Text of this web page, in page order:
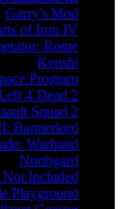
Garry's Mod
of Iron IV
Rome
Kenshi
Program
4 Dead 2
Squad 2
Bannerlord
Warband
Northgard
Included
Playground